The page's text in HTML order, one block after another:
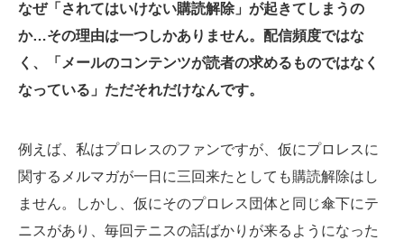
なぜ「されてはいけない購読解除」が起きてしまうの
か…その理由は一つしかありません。配信頻度ではな
く、「メールのコンテンツが読者の求めるものではなく
なっている」ただそれだけなんです。
例えば、私はプロレスのファンですが、仮にプロレスに
関するメルマガが一日に三回来たとしても購読解除はし
ません。しかし、仮にそのプロレス団体と同じ傘下にテ
ニスがあり、毎回テニスの話ばかりが来るようになった